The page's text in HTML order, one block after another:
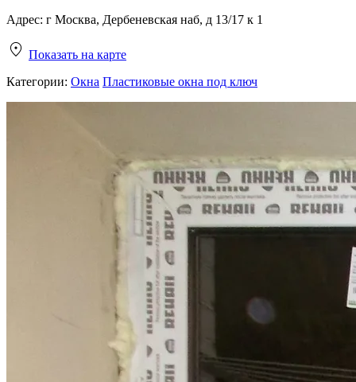
Адрес: г Москва, Дербеневская наб, д 13/17 к 1
Показать на карте
Категории: Окна Пластиковые окна под ключ